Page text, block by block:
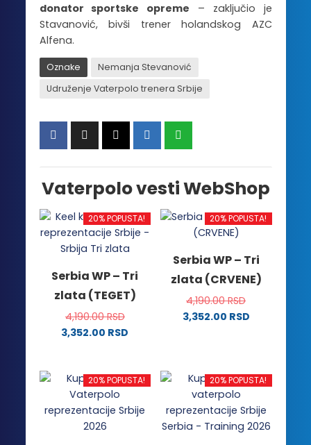
donator sportske opreme – zaključio je
Stavanović, bivši trener holandskog AZC
Alfena.
Oznake
Nemanja Stevanović
Udruženje Vaterpolo trenera Srbije
Vaterpolo vesti WebShop
20% POPUSTA!
Serbia WP – Tri
zlata (TEGET)
4,190.00RSD
3,352.00 RSD
ima
više
varijanti.
Opcije
20% POPUSTA!
Serbia WP – Tri
zlata (CRVENE)
4,190.00RSD
3,352.00 RSD
više
varijanti.
Opcije
mogu
20% POPUSTA! 20% POPUSTA!